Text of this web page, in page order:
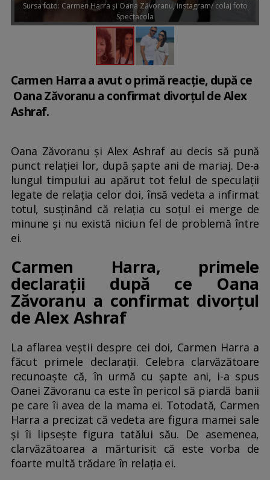
Sursa foto: Carmen Harra și Oana Zăvoranu, instagram/ colaj foto
Spectacola
Carmen Harra a avut o primă reacție, după ce
Oana Zăvoranu a confirmat divorțul de Alex
Ashraf.
Oana Zăvoranu și Alex Ashraf au decis să pună
punct relației lor, după șapte ani de mariaj. De-a
lungul timpului au apărut tot felul de speculații
legate de relația celor doi, însă vedeta a infirmat
totul, susținând că relația cu soțul ei merge de
minune și nu există niciun fel de problemă între
ei.
Carmen Harra, primele
declarații după ce Oana
Zăvoranu a confirmat divorțul
de Alex Ashraf
La aflarea veștii despre cei doi, Carmen Harra a
făcut primele declarații. Celebra clarvăzătoare
recunoaște că, în urmă cu șapte ani, i-a spus
Oanei Zăvoranu ca este în pericol să piardă banii
pe care îi avea de la mama ei. Totodată, Carmen
Harra a precizat că vedeta are figura mamei sale
și îi lipsește figura tatălui său. De asemenea,
clarvăzătoarea a mărturisit că este vorba de
foarte multă trădare în relația ei.